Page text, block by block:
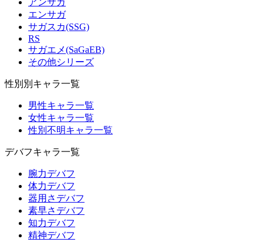
アンサガ
エンサガ
サガスカ(SSG)
RS
サガエメ(SaGaEB)
その他シリーズ
性別別キャラ一覧
男性キャラ一覧
女性キャラ一覧
性別不明キャラ一覧
デバフキャラ一覧
腕力デバフ
体力デバフ
器用さデバフ
素早さデバフ
知力デバフ
精神デバフ